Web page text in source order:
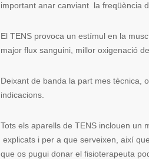
important anar canviant la freqüència
El TENS provoca un estímul en la
major flux sanguini, millor oxigenació
Deixant de banda la part mes tècnica,
indicacions.
Tots els aparells de TENS inclouen un
explicats i per a que serveixen, així
que os pugui donar el fisioterapeuta